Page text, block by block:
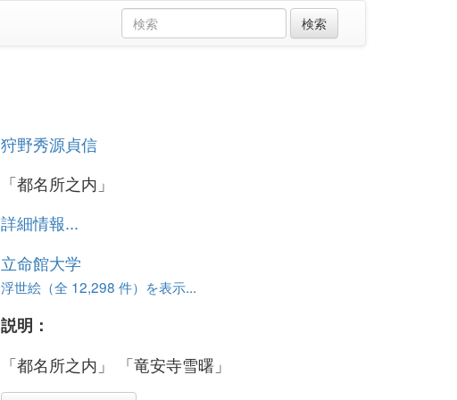
狩野秀源貞信
「都名所之内」
詳細情報...
立命館大学
浮世絵（全 12,298 件）を表示...
説明：
「都名所之内」 「竜安寺雪曙」